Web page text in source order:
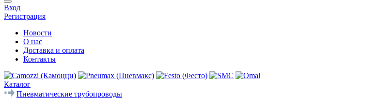
Вход
Регистрация
Новости
О нас
Доставка и оплата
Контакты
Каталог
Пневматические трубопроводы